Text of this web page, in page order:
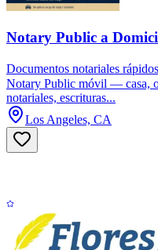
Notary Public a
Documentos notariales
Notary Public móvil — casa,
notariales, escrituras...
Los Angeles, CA